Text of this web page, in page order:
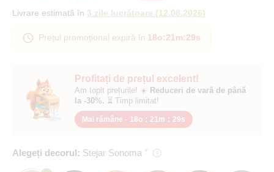
Profitați de prețul excelent!
Am topit prețurile! ☀️ Reduceri de vară de până
la -30%. ⏳ Timp limitat!
Mai rămâne - 18o : 21m : 28s
Alegeți decorul: Stejar Sonoma
Livrare estimată în 3 zile lucrătoare (12.08.2026)
Prețul promoțional expiră în 18o:21m:28s